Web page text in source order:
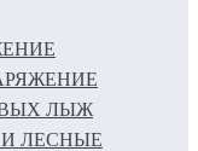
ЛЫЖ
ЛЕСНЫЕ